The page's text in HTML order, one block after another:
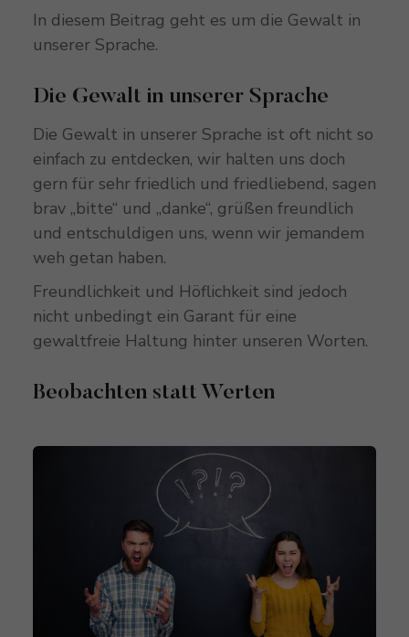
In diesem Beitrag geht es um die Gewalt in
unserer Sprache.
Die Gewalt in unserer Sprache
Die Gewalt in unserer Sprache ist oft nicht so
einfach zu entdecken, wir halten uns doch
gern für sehr friedlich und friedliebend, sagen
brav „bitte“ und „danke“, grüßen freundlich
und entschuldigen uns, wenn wir jemandem
weh getan haben.
Freundlichkeit und Höflichkeit sind jedoch
nicht unbedingt ein Garant für eine
gewaltfreie Haltung hinter unseren Worten.
Beobachten statt Werten